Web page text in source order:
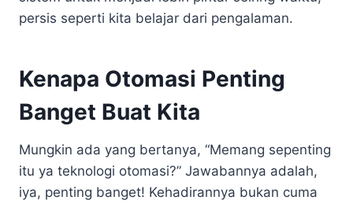
persis seperti kita belajar dari pengalaman.
Kenapa Otomasi Penting
Banget Buat Kita
Mungkin ada yang bertanya, “Memang sepenting
itu ya teknologi otomasi?” Jawabannya adalah,
iya, penting banget! Kehadirannya bukan cuma